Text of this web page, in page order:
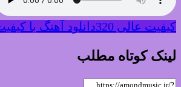
کیفیت عالی 320
دانلود آهنگ با
لینک کوتاه مطلب